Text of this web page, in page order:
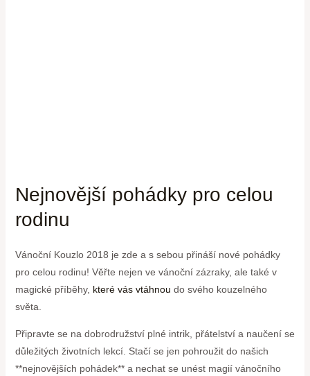
Nejnovější pohádky pro celou
rodinu
Vánoční Kouzlo 2018 je zde a s sebou přináší nové pohádky
pro celou rodinu! Věřte nejen ve vánoční zázraky, ale také v
magické příběhy, které vás vtáhnou do svého kouzelného
světa.
Připravte se na dobrodružství plné intrik, přátelství a naučení se
důležitých životních lekcí. Stačí se jen pohroužit do našich
**nejnovějších pohádek** a nechat se unést magií vánočního